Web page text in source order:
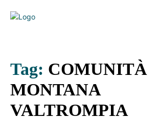
Tag: COMUNITÀ
MONTANA
VALTROMPIA